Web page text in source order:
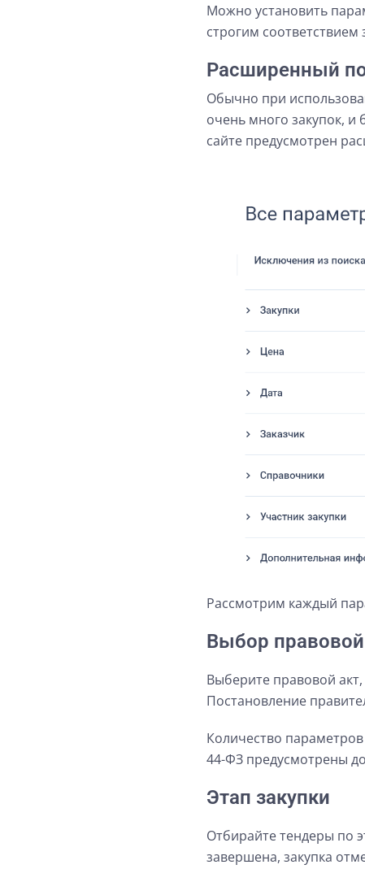
Можно установить
строгим соответствием
Расширенный
Обычно при
очень много закупок,
сайте предусмотрен
Рассмотрим каждый
Выбор
Выберите правовой
Постановление
Количество
44-ФЗ предусмотрены
Этап закупки
Отбирайте тендеры по
завершена, закупка